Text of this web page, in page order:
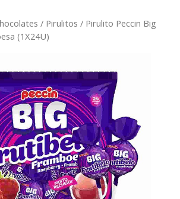
/ Pirulitos / Pirulito Peccin Big
(1X24U)